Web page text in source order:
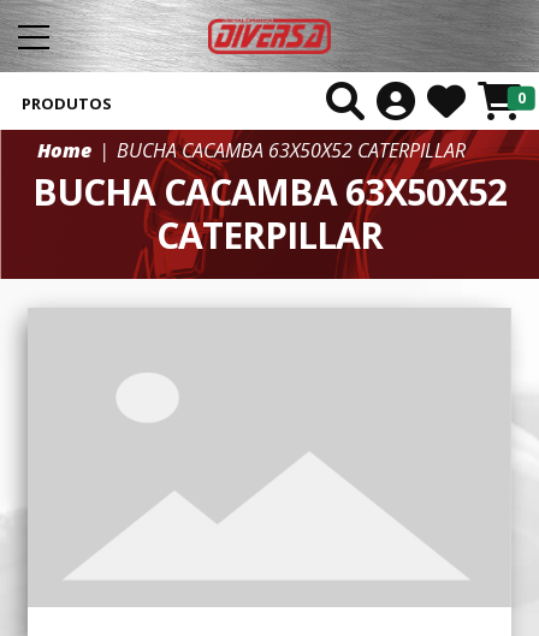
0
PRODUTOS
Home BUCHA CACAMBA 63X50X52 CATERPILLAR
BUCHA CACAMBA 63X50X52
CATERPILLAR